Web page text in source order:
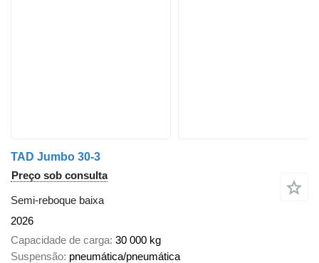
TAD Jumbo 30-3
Preço sob consulta
Semi-reboque baixa
2026
Capacidade de carga 30 000 kg
Suspensão pneumática/pneumática